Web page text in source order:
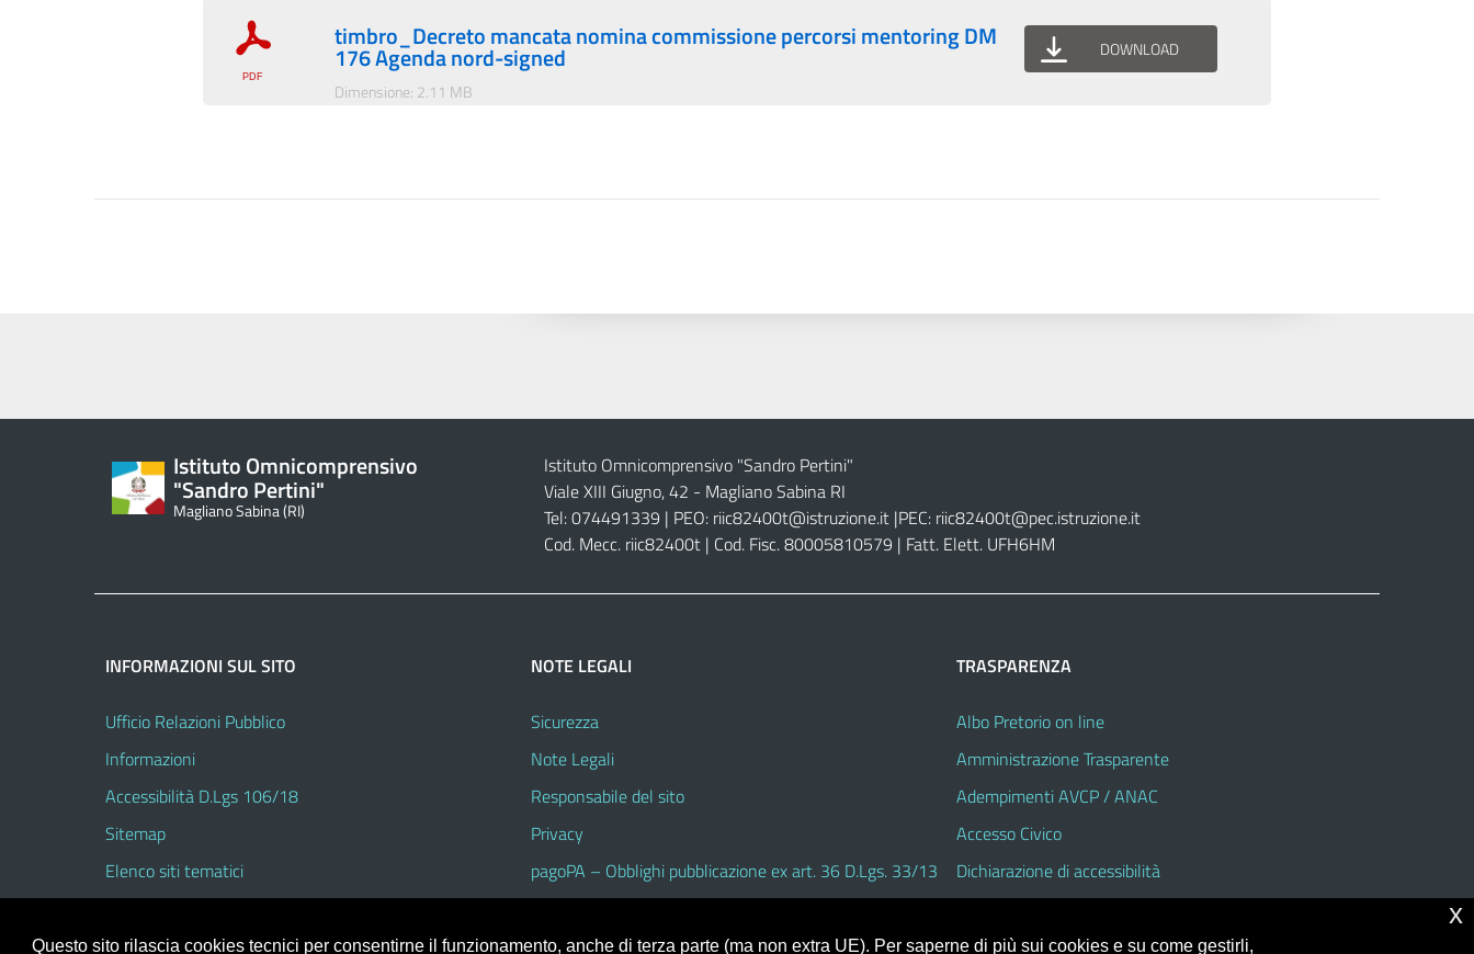
timbro_Decreto mancata nomina commissione percorsi mentoring DM
176 Agenda nord-signed
Dimensione: 2.11 MB
DOWNLOAD
Istituto Omnicomprensivo
"Sandro Pertini"
Magliano Sabina (RI)
Istituto Omnicomprensivo "Sandro Pertini"
Viale XIII Giugno, 42 - Magliano Sabina RI
Tel: 074491339 | PEO: riic82400t@istruzione.it |PEC: riic82400t@pec.istruzione.it
Cod. Mecc. riic82400t | Cod. Fisc. 80005810579 | Fatt. Elett. UFH6HM
INFORMAZIONI SUL SITO
Ufficio Relazioni Pubblico
Informazioni
Accessibilità D.Lgs 106/18
Sitemap
Elenco siti tematici
NOTE LEGALI
Sicurezza
Note Legali
Responsabile del sito
Privacy
pagoPA – Obblighi pubblicazione ex art. 36 D.Lgs. 33/13
TRASPARENZA
Albo Pretorio on line
Amministrazione Trasparente
Adempimenti AVCP / ANAC
Accesso Civico
Dichiarazione di accessibilità
Questo sito rilascia cookies tecnici per consentirne il funzionamento, anche di terza parte (ma non extra UE). Per saperne di più sui cookies e su come gestirli,
x